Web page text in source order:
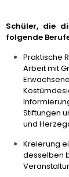
Schüler, die
folgende
Praktische
Arbeit mit
Stiftungen
und
Kreierung
desselben